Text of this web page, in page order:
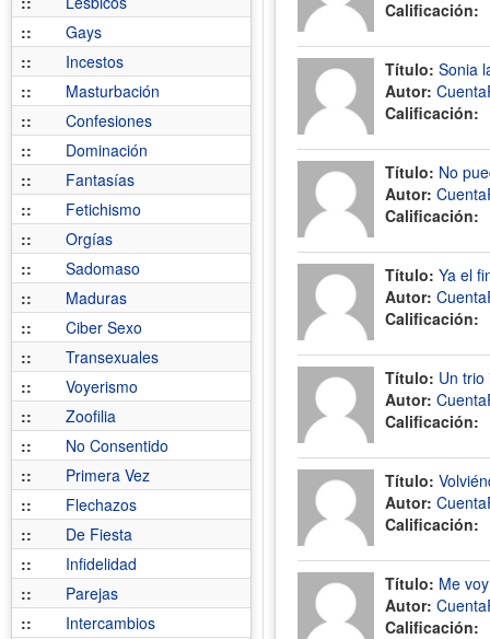
::
Gays
::
Incestos
::
Masturbación
::
Confesiones
::
Dominación
::
Fantasías
::
Fetichismo
::
Orgías
::
Sadomaso
::
Maduras
::
Ciber Sexo
::
Transexuales
::
Voyerismo
::
Zoofilia
::
No Consentido
::
Primera Vez
::
Flechazos
::
De Fiesta
::
Infidelidad
::
Parejas
::
Intercambios
Calificación:
Título: Sonia
Autor:
Calificación:
Título: No
Autor:
Calificación:
Título: Ya el
Autor:
Calificación:
Título: Un trio
Autor:
Calificación:
Título:
Autor:
Calificación:
Título: Me
Autor:
Calificación: